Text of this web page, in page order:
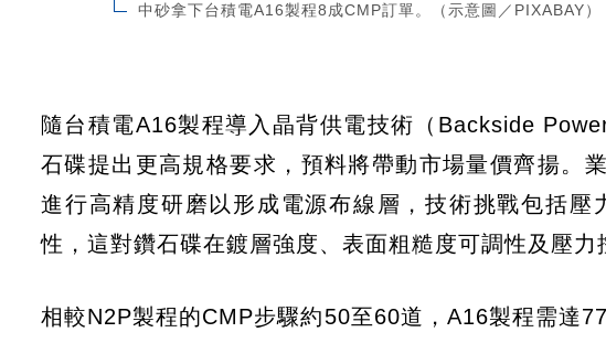
中砂拿下台積電A16製程8成CMP訂單。（示意圖／PIXABAY）
隨台積電A16製程導入晶背供電技術（Backside
石碟提出更高規格要求，預料將帶動市場量價齊揚。
進行高精度研磨以形成電源布線層，技術挑戰包括
性，這對鑽石碟在鍍層強度、表面粗糙度可調性及壓力
相較N2P製程的CMP步驟約50至60道，A16製程需達